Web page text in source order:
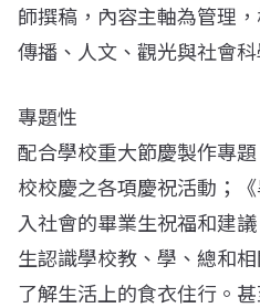
師撰稿，內容主軸為管理
傳播、人文、觀光與社會科
專題性
配合學校重大節慶製作專
校校慶之各項慶祝活動；
入社會的畢業生祝福和建
生認識學校教、學、總和
了解生活上的食衣住行。